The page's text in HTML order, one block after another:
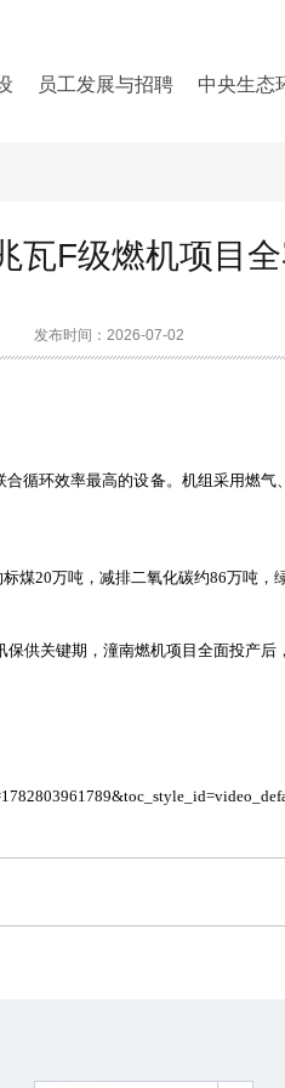
员工发展与招聘 中央生态
瓦F级燃机项目
发布时间：2026-07-02
循环效率最高的设备。机组采用燃
煤20万吨，减排二氧化碳约86万吨，
供关键期，潼南燃机项目全面投产后